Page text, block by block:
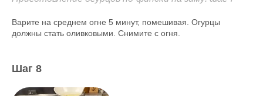
Варите на среднем огне 5 минут, помешивая. Огурцы
должны стать оливковыми. Снимите с огня.
Шаг 8